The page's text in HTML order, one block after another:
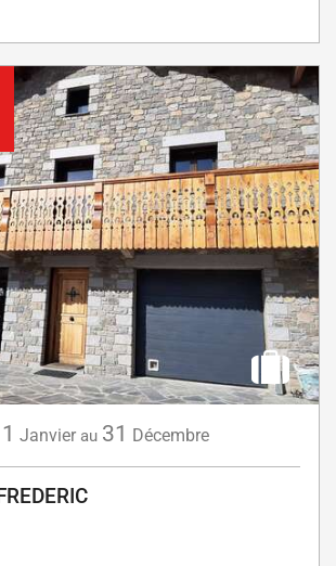
1 Janvier au 31 Décembre